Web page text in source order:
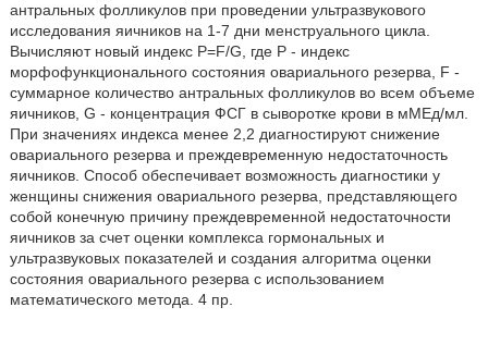
антральных фолликулов при проведении ультразвукового
исследования яичников на 1-7 дни менструального цикла.
Вычисляют новый индекс P=F/G, где Р - индекс
морфофункционального состояния овариального резерва, F -
суммарное количество антральных фолликулов во всем объеме
яичников, G - концентрация ФСГ в сыворотке крови в мМЕд/мл.
При значениях индекса менее 2,2 диагностируют снижение
овариального резерва и преждевременную недостаточность
яичников. Способ обеспечивает возможность диагностики у
женщины снижения овариального резерва, представляющего
собой конечную причину преждевременной недостаточности
яичников за счет оценки комплекса гормональных и
ультразвуковых показателей и создания алгоритма оценки
состояния овариального резерва с использованием
математического метода. 4 пр.